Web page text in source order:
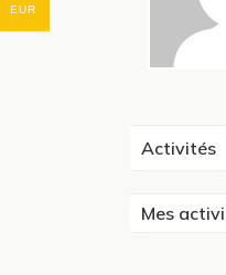
Activités
Mes
EUR